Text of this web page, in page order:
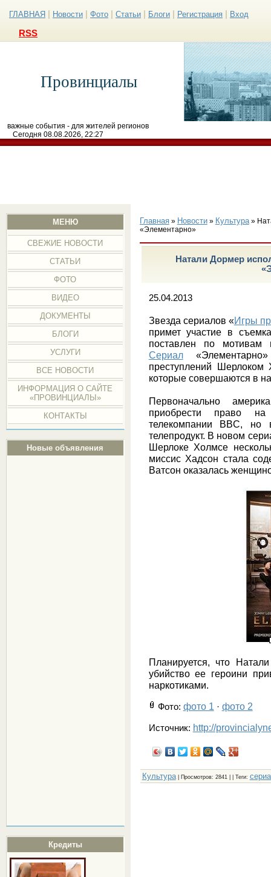
ГЛАВНАЯ Новости Фото Статьи Блоги Регистрация Вход
RSS
Провинциалы
важные события - для жителей регионов
Сегодня 08.08.2026, 22:27
МЕНЮ
СВЕЖИЕ НОВОСТИ
СТАТЬИ
ФОТО
ВИДЕО
ДОКУМЕНТЫ
БЛОГИ
УСЛУГИ
ВСЕ НОВОСТИ
ИНФОРМАЦИЯ О САЙТЕ
«ПРОВИНЦИАЛЫ»
КОНТАКТЫ
Новые объявления
Кредиты
Главная» Новости» Культура»
«Элементарно»
Натали Дормер
25.04.2013
Звезда сериалов «Игры
примет участие в
поставлен по мотивам
Сериал«Элементарно»
преступлений
которые совершаются в
Первоначально
приобрести право
телекомпании BBC, но
телепродукт. В новом
Шерлоке Холмсе
миссис Хадсон стала
Ватсон оказалась
Планируется, что
убийство ее героини
наркотиками.
Фото: фото 1 · фото 2
Источник: http://
Культура| Просмотров: 2841 | | Теги: